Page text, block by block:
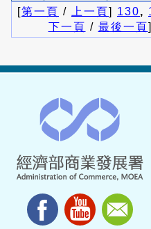
[第一頁 / 上一頁] 130,
下一頁 / 最後一頁